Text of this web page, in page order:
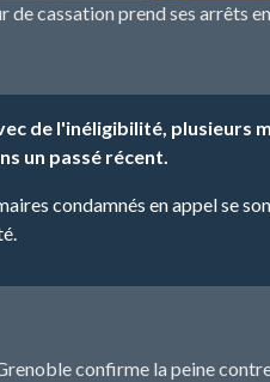
de cassation prend ses arrêts
de l'inéligibilité, plusieurs
un passé récent.
condamnés en appel se
confirme la peine